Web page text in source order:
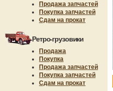
Продажа запчастей
Покупка запчастей
Сдам на прокат
Ретро-грузовики
Продажа
Покупка
Продажа запчастей
Покупка запчастей
Сдам на прокат